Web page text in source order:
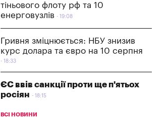
тіньового флоту рф та 10
енерговузлів
19:08
Гривня зміцнюється: НБУ знизив
курс долара та євро на 10 серпня
18:33
ЄС ввів санкції проти ще п'ятьох
росіян
18:15
ВСІ НОВИНИ